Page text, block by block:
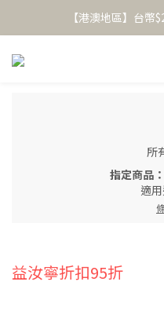
冰釀熟成【全
【港澳地區】台幣
冰釀熟成【全
所
指定商品
適用
益汝寧折扣95折